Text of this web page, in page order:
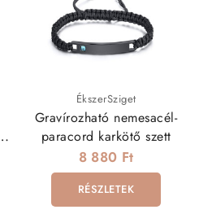
ÉkszerSziget
Gravírozható nemesacél-
paracord karkötő szett
8 880 Ft
RÉSZLETEK